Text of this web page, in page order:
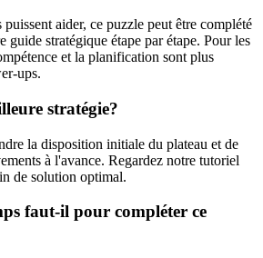
aider, ce puzzle peut être complété
guide stratégique étape par étape. Pour les
et la planification sont plus
ups.
stratégie?
la disposition initiale du plateau et de
à l'avance. Regardez notre tutoriel
de solution optimal.
faut-il pour compléter ce